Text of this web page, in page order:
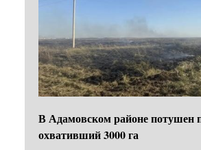
В Адамовском районе потушен
охвативший 3000 га